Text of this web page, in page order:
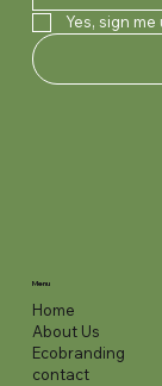
Yes, sign
Menu
Home
About Us
Ecobranding
contact